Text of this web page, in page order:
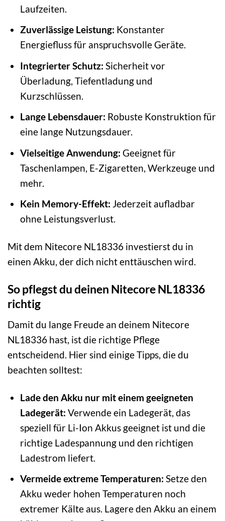
Laufzeiten.
Zuverlässige Leistung: Konstanter
Energiefluss für anspruchsvolle Geräte.
Integrierter Schutz: Sicherheit vor
Überladung, Tiefentladung und
Kurzschlüssen.
Lange Lebensdauer: Robuste Konstruktion für
eine lange Nutzungsdauer.
Vielseitige Anwendung: Geeignet für
Taschenlampen, E-Zigaretten, Werkzeuge und
mehr.
Kein Memory-Effekt: Jederzeit aufladbar
ohne Leistungsverlust.
Mit dem Nitecore NL18336 investierst du in
einen Akku, der dich nicht enttäuschen wird.
So pflegst du deinen Nitecore NL18336
richtig
Damit du lange Freude an deinem Nitecore
NL18336 hast, ist die richtige Pflege
entscheidend. Hier sind einige Tipps, die du
beachten solltest:
Lade den Akku nur mit einem geeigneten
Ladegerät: Verwende ein Ladegerät, das
speziell für Li-Ion Akkus geeignet ist und die
richtige Ladespannung und den richtigen
Ladestrom liefert.
Vermeide extreme Temperaturen: Setze den
Akku weder hohen Temperaturen noch
extremer Kälte aus. Lagere den Akku an einem